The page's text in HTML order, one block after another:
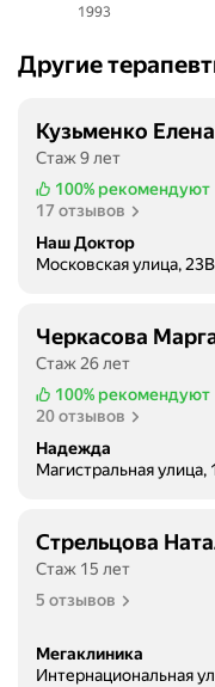
1993
Другие
Кузьменко
Стаж 9 лет
100% рекомендуют
17 отзывов
Наш Доктор
Московская улица,
Черкасова
Стаж 26 лет
100% рекомендуют
20 отзывов
Надежда
Магистральная улица,
Стрельцова
Стаж 15 лет
5 отзывов
Мегаклиника
Интернациональная